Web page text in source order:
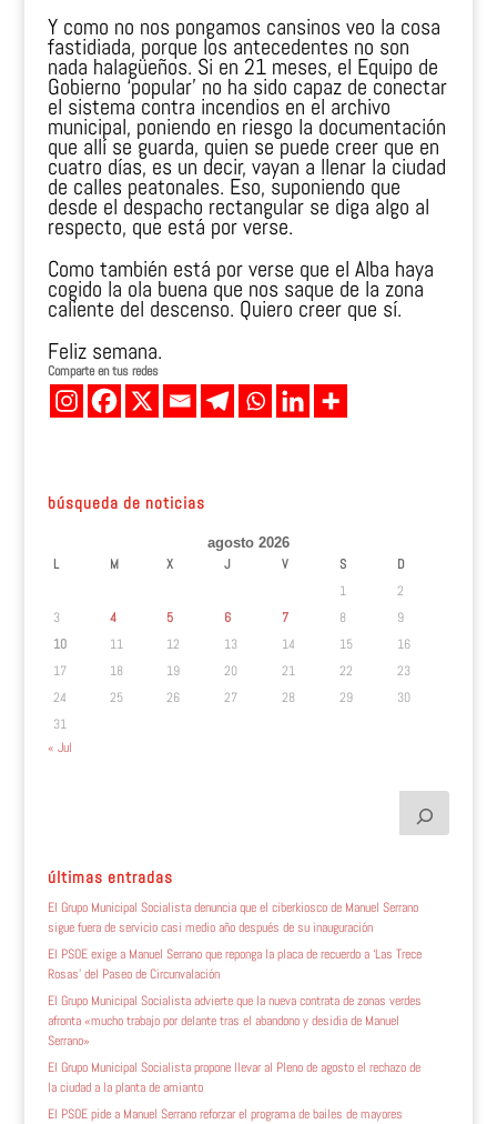
Y como no nos pongamos cansinos veo la cosa
fastidiada, porque los antecedentes no son
nada halagüeños. Si en 21 meses, el Equipo de
Gobierno ‘popular’ no ha sido capaz de conectar
el sistema contra incendios en el archivo
municipal, poniendo en riesgo la documentación
que allí se guarda, quien se puede creer que en
cuatro días, es un decir, vayan a llenar la ciudad
de calles peatonales. Eso, suponiendo que
desde el despacho rectangular se diga algo al
respecto, que está por verse.
Como también está por verse que el Alba haya
cogido la ola buena que nos saque de la zona
caliente del descenso. Quiero creer que sí.
Feliz semana.
Comparte en tus redes
búsqueda de noticias
agosto 2026
L M X J V S
D
1
2
3
4 5 6 7 8
9
10
11 12 13 14 15
16
17
18 19 20 21 22
23
24
25 26 27 28 29
30
31
« Jul
últimas entradas
El Grupo Municipal Socialista denuncia que el ciberkiosco de Manuel Serrano
sigue fuera de servicio casi medio año después de su inauguración
El PSOE exige a Manuel Serrano que reponga la placa de recuerdo a ‘Las Trece
Rosas’ del Paseo de Circunvalación
El Grupo Municipal Socialista advierte que la nueva contrata de zonas verdes
afronta «mucho trabajo por delante tras el abandono y desidia de Manuel
Serrano»
El Grupo Municipal Socialista propone llevar al Pleno de agosto el rechazo de
la ciudad a la planta de amianto
El PSOE pide a Manuel Serrano reforzar el programa de bailes de mayores